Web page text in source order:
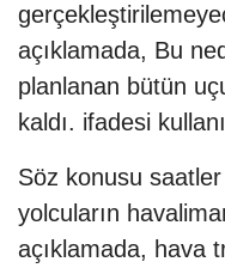
açıklamada, Bu
planlanan bütün
kaldı. ifadesi
Söz konusu
yolcuların
açıklamada, hava